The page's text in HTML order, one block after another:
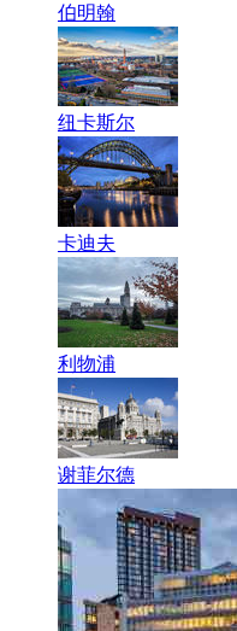
伯明翰
纽卡斯尔
卡迪夫
利物浦
谢菲尔德